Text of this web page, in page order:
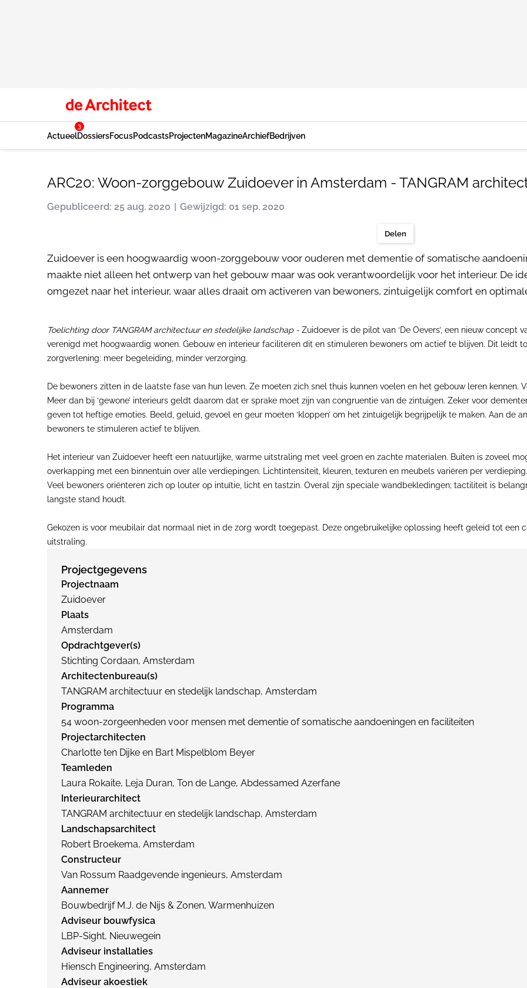
Actueel
3
DossiersFocusPodcastsProjectenMagazineArchiefBedrijven
ARC20: Woon-zorggebouw Zuidoever in Amsterdam - TANGRAM
Gepubliceerd: 25 aug. 2020 Gewijzigd: 01 sep. 2020
Delen
Zuidoever is een hoogwaardig woon-zorggebouw voor ouderen met dementie of somatische
maakte niet alleen het ontwerp van het gebouw maar was ook verantwoordelijk voor het interieur. De
omgezet naar het interieur, waar alles draait om activeren van bewoners, zintuigelijk comfort en
Toelichting door TANGRAM architectuur en stedelijke landschap - Zuidoever is de pilot van ‘De Oevers’, een nieuw
verenigd met hoogwaardig wonen. Gebouw en interieur faciliteren dit en stimuleren bewoners om actief te blijven. Dit leidt
zorgverlening: meer begeleiding, minder verzorging.
De bewoners zitten in de laatste fase van hun leven. Ze moeten zich snel thuis kunnen voelen en het gebouw leren kennen.
Meer dan bij ‘gewone’ interieurs geldt daarom dat er sprake moet zijn van congruentie van de zintuigen. Zeker voor
geven tot heftige emoties. Beeld, geluid, gevoel en geur moeten ‘kloppen’ om het zintuigelijk begrijpelijk te maken. Aan de
bewoners te stimuleren actief te blijven.
Het interieur van Zuidoever heeft een natuurlijke, warme uitstraling met veel groen en zachte materialen. Buiten is zoveel
overkapping met een binnentuin over alle verdiepingen. Lichtintensiteit, kleuren, texturen en meubels variëren per
Veel bewoners oriënteren zich op louter op intuïtie, licht en tastzin. Overal zijn speciale wandbekledingen; tactiliteit is
langste stand houdt.
Gekozen is voor meubilair dat normaal niet in de zorg wordt toegepast. Deze ongebruikelijke oplossing heeft geleid tot
uitstraling.
Projectgegevens
Projectnaam
Zuidoever
Plaats
Amsterdam
Opdrachtgever(s)
Stichting Cordaan, Amsterdam
Architectenbureau(s)
TANGRAM architectuur en stedelijk landschap, Amsterdam
Programma
54 woon-zorgeenheden voor mensen met dementie of somatische aandoeningen en faciliteiten
Projectarchitecten
Charlotte ten Dijke en Bart Mispelblom Beyer
Teamleden
Laura Rokaite, Leja Duran, Ton de Lange, Abdessamed Azerfane
Interieurarchitect
TANGRAM architectuur en stedelijk landschap, Amsterdam
Landschapsarchitect
Robert Broekema, Amsterdam
Constructeur
Van Rossum Raadgevende ingenieurs, Amsterdam
Aannemer
Bouwbedrijf M.J. de Nijs & Zonen, Warmenhuizen
Adviseur bouwfysica
LBP-Sight, Nieuwegein
Adviseur installaties
Hiensch Engineering, Amsterdam
Adviseur akoestiek